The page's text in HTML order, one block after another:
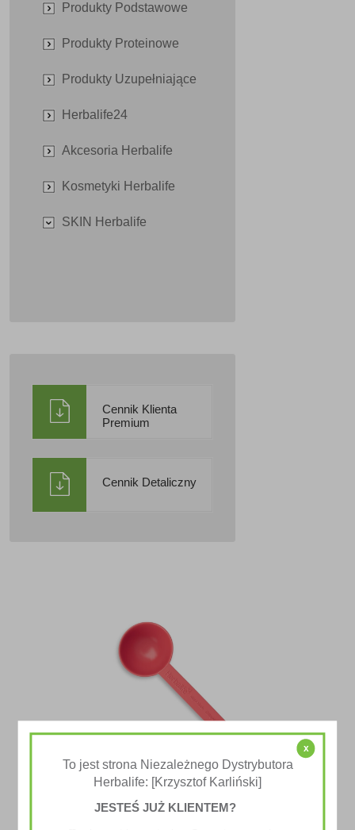
Produkty Podstawowe
Produkty Proteinowe
Produkty Uzupełniające
Herbalife24
Akcesoria Herbalife
Kosmetyki Herbalife
SKIN Herbalife
Cennik Klienta
Premium
Cennik Detaliczny
Eko Miarka Do Night Mode I Collagen Skin Booster
x
To jest strona Niezależnego Dystrybutora
Herbalife: [Krzysztof Karliński]
JESTEŚ JUŻ KLIENTEM?